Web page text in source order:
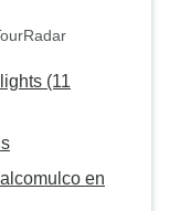
dezelfde
ik rond op
beste gemaakt
(11
en